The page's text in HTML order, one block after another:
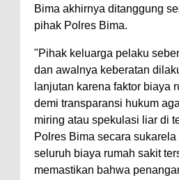
Bima akhirnya ditanggung
pihak Polres Bima.
"Pihak keluarga pelaku
dan awalnya keberatan
lanjutan karena faktor biaya
demi transparansi hukum
miring atau spekulasi liar di
Polres Bima secara
seluruh biaya rumah sakit
memastikan bahwa